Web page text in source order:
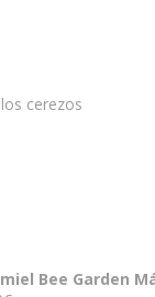
cerezos
Bee Garden